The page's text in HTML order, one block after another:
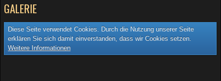
GALERIE
Diese Seite verwendet Cookies. Durch die Nutzung unserer Seite
erklären Sie sich damit einverstanden, dass wir Cookies setzen.
Weitere Informationen